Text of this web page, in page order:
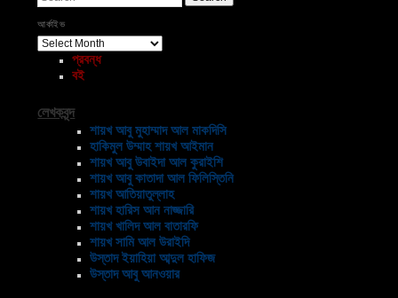
আর্কাইভ
আর্কাইভ
প্রবন্ধ
বই
লেখকবৃন্দ
শায়খ আবু মুহাম্মাদ আল মাকদিসি
হাকিমুল উম্মাহ শায়খ আইমান
শায়খ আবু উবাইদা আল কুরাইশি
শায়খ আবু কাতাদা আল ফিলিস্তিনি
শায়খ আতিয়াতুল্লাহ
শায়খ হারিস আন নাজ্জারি
শায়খ খালিদ আল বাতারফি
শায়খ সামি আল উরাইদি
উস্তাদ ইয়াহিয়া আব্দুল হাফিজ
উস্তাদ আবু আনওয়ার